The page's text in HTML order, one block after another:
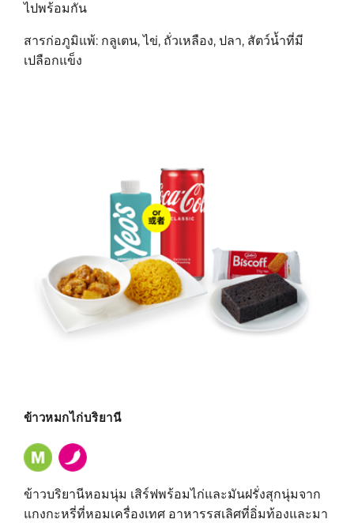
ไปพร้อมกัน
สารก่อภูมิแพ้: กลูเตน, ไข่, ถั่วเหลือง, ปลา, สัตว์น้ำที่มี
เปลือกแข็ง
ข้าวหมกไก่บริยานี
ข้าวบริยานีหอมนุ่ม เสิร์ฟพร้อมไก่และมันฝรั่งสุกนุ่มจาก
แกงกะหรี่ที่หอมเครื่องเทศ อาหารรสเลิศที่อิ่มท้องและมา